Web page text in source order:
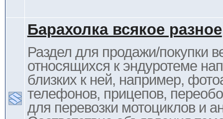
Барахолка всякое разное
Раздел для продажи/покупки
относящихся к эндуротеме
близких к ней, например,
телефонов, прицепов,
для перевозки мотоциклов и